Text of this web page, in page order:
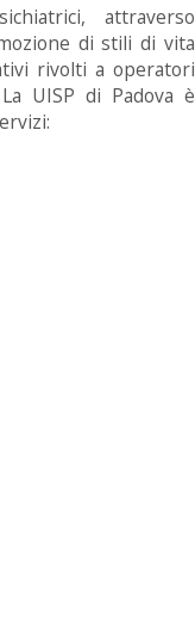
attraverso
di stili di vita
rivolti a operatori
UISP di Padova è